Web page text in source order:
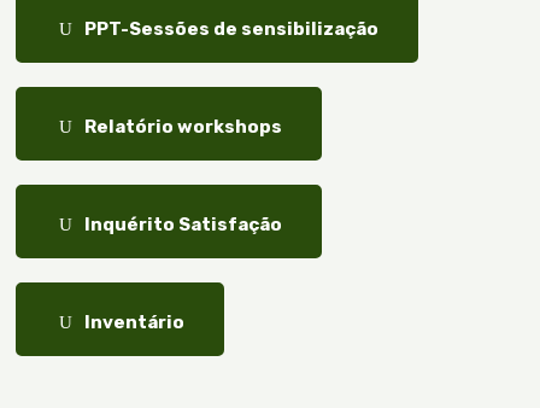
Documento
PPT-Sessões de sensibilização
Documento
Relatório workshops
Documento
Inquérito Satisfação
Documento
Inventário